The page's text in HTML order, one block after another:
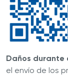
Daños durante
el envío de los